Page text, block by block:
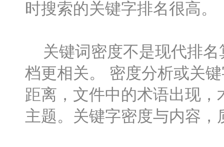
时搜索的关键字排名很高。
关键词密度不是现代排名
档更相关。 密度分析或关
距离，文件中的术语出现
主题。关键字密度与内容